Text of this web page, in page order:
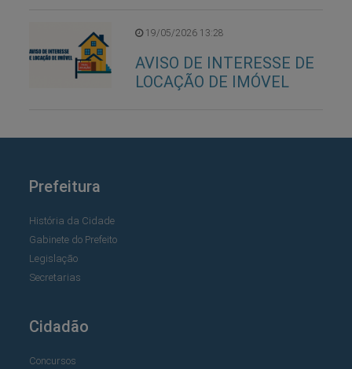
19/05/2026 13:28
AVISO DE INTERESSE DE
LOCAÇÃO DE IMÓVEL
Prefeitura
História da Cidade
Gabinete do Prefeito
Legislação
Secretarias
Cidadão
Concursos